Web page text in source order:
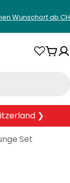
Wunschort ab
❯
Set